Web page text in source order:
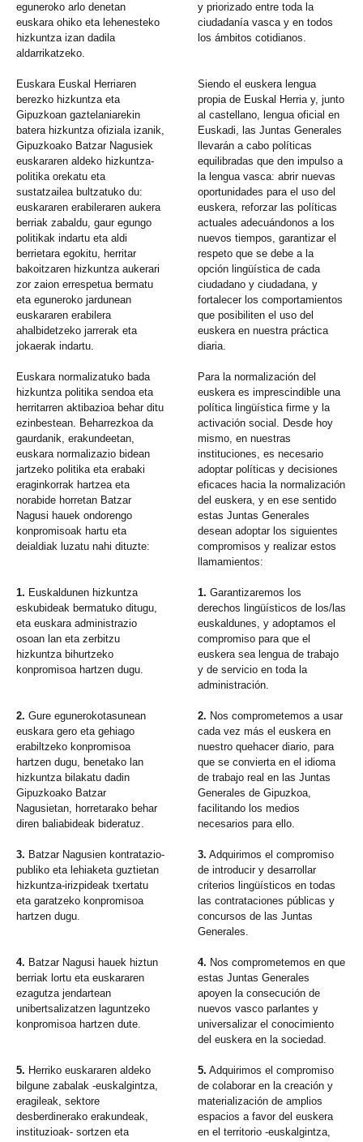
eguneroko arlo denetan
euskara ohiko eta lehenesteko
hizkuntza izan dadila
aldarrikatzeko.
y priorizado entre toda la
ciudadanía vasca y en todos
los ámbitos cotidianos.
Euskara Euskal Herriaren
berezko hizkuntza eta
Gipuzkoan gaztelaniarekin
batera hizkuntza ofiziala izanik,
Gipuzkoako Batzar Nagusiek
euskararen aldeko hizkuntza-
politika orekatu eta
sustatzailea bultzatuko du:
euskararen erabileraren aukera
berriak zabaldu, gaur egungo
politikak indartu eta aldi
berrietara egokitu, herritar
bakoitzaren hizkuntza aukerari
zor zaion errespetua bermatu
eta eguneroko jardunean
euskararen erabilera
ahalbidetzeko jarrerak eta
jokaerak indartu.
Siendo el euskera lengua
propia de Euskal Herria y, junto
al castellano, lengua oficial en
Euskadi, las Juntas Generales
llevarán a cabo políticas
equilibradas que den impulso a
la lengua vasca: abrir nuevas
oportunidades para el uso del
euskera, reforzar las políticas
actuales adecuándonos a los
nuevos tiempos, garantizar el
respeto que se debe a la
opción lingüística de cada
ciudadano y ciudadana, y
fortalecer los comportamientos
que posibiliten el uso del
euskera en nuestra práctica
diaria.
Euskara normalizatuko bada
hizkuntza politika sendoa eta
herritarren aktibazioa behar ditu
ezinbestean. Beharrezkoa da
gaurdanik, erakundeetan,
euskara normalizazio bidean
jartzeko politika eta erabaki
eraginkorrak hartzea eta
norabide horretan Batzar
Nagusi hauek ondorengo
konpromisoak hartu eta
deialdiak luzatu nahi dituzte:
Para la normalización del
euskera es imprescindible una
política lingüística firme y la
activación social. Desde hoy
mismo, en nuestras
instituciones, es necesario
adoptar políticas y decisiones
eficaces hacia la normalización
del euskera, y en ese sentido
estas Juntas Generales
desean adoptar los siguientes
compromisos y realizar estos
llamamientos:
1. Euskaldunen hizkuntza
eskubideak bermatuko ditugu,
eta euskara administrazio
osoan lan eta zerbitzu
hizkuntza bihurtzeko
konpromisoa hartzen dugu.
1. Garantizaremos los
derechos lingüísticos de los/las
euskaldunes, y adoptamos el
compromiso para que el
euskera sea lengua de trabajo
y de servicio en toda la
administración.
2. Gure egunerokotasunean
euskara gero eta gehiago
erabiltzeko konpromisoa
hartzen dugu, benetako lan
hizkuntza bilakatu dadin
Gipuzkoako Batzar
Nagusietan, horretarako behar
diren baliabideak bideratuz.
2. Nos comprometemos a usar
cada vez más el euskera en
nuestro quehacer diario, para
que se convierta en el idioma
de trabajo real en las Juntas
Generales de Gipuzkoa,
facilitando los medios
necesarios para ello.
3. Batzar Nagusien kontratazio-
publiko eta lehiaketa guztietan
hizkuntza-irizpideak txertatu
eta garatzeko konpromisoa
hartzen dugu.
3. Adquirimos el compromiso
de introducir y desarrollar
criterios lingüísticos en todas
las contrataciones públicas y
concursos de las Juntas
Generales.
4. Batzar Nagusi hauek hiztun
berriak lortu eta euskararen
ezagutza jendartean
unibertsalizatzen laguntzeko
konpromisoa hartzen dute.
4. Nos comprometemos en que
estas Juntas Generales
apoyen la consecución de
nuevos vasco parlantes y
universalizar el conocimiento
del euskera en la sociedad.
5. Herriko euskararen aldeko
bilgune zabalak -euskalgintza,
eragileak, sektore
desberdinerako erakundeak,
instituzioak- sortzen eta
5. Adquirimos el compromiso
de colaborar en la creación y
materialización de amplios
espacios a favor del euskera
en el territorio -euskalgintza,